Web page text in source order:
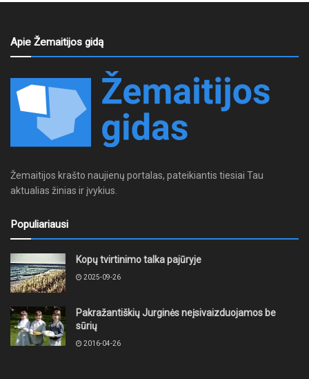
Apie Žemaitijos gidą
Žemaitijos krašto naujienų portalas, pateikiantis tiesiai Tau
aktualias žinias ir įvykius.
Populiariausi
Kopų tvirtinimo talka pajūryje
2025-09-26
Pakražantiškių Jurginės neįsivaizduojamos be
sūrių
2016-04-26